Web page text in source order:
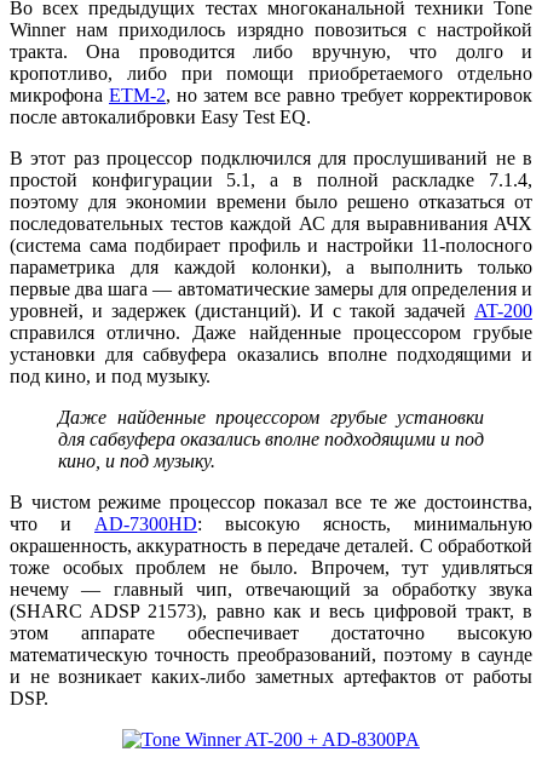
Во всех предыдущих тестах многоканальной техники Tone
Winner нам приходилось изрядно повозиться с настройкой
тракта. Она проводится либо вручную, что долго и
кропотливо, либо при помощи приобретаемого отдельно
микрофона ETM-2, но затем все равно требует корректировок
после автокалибровки Easy Test EQ.
В этот раз процессор подключился для прослушиваний не в
простой конфигурации 5.1, а в полной раскладке 7.1.4,
поэтому для экономии времени было решено отказаться от
последовательных тестов каждой АС для выравнивания АЧХ
(система сама подбирает профиль и настройки 11-полосного
параметрика для каждой колонки), а выполнить только
первые два шага — автоматические замеры для определения и
уровней, и задержек (дистанций). И с такой задачей AT-200
справился отлично. Даже найденные процессором грубые
установки для сабвуфера оказались вполне подходящими и
под кино, и под музыку.
Даже найденные процессором грубые установки
для сабвуфера оказались вполне подходящими и под
кино, и под музыку.
В чистом режиме процессор показал все те же достоинства,
что и AD-7300HD: высокую ясность, минимальную
окрашенность, аккуратность в передаче деталей. С обработкой
тоже особых проблем не было. Впрочем, тут удивляться
нечему — главный чип, отвечающий за обработку звука
(SHARC ADSP 21573), равно как и весь цифровой тракт, в
этом аппарате обеспечивает достаточно высокую
математическую точность преобразований, поэтому в саунде
и не возникает каких-либо заметных артефактов от работы
DSP.